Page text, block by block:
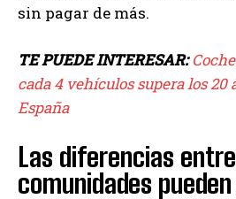
sin pagar de más.
TE PUEDE INTERESAR:
cada 4 vehículos supera los 20
España
Las diferencias entre
comunidades